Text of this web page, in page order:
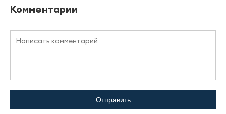
Комментарии
Отправить